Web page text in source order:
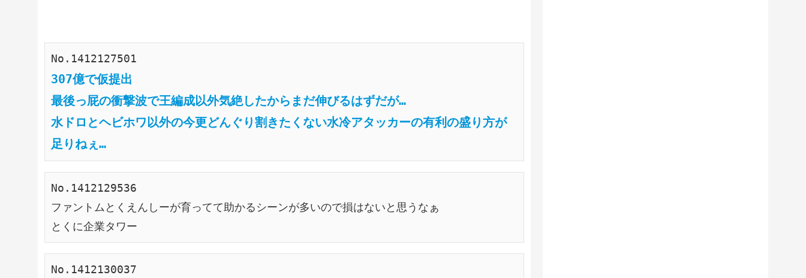
No.1412127501
307億で仮提出
最後っ屁の衝撃波で王編成以外気絶したからまだ伸びるはずだが…
水ドロとヘビホワ以外の今更どんぐり割きたくない水冷アタッカーの有利の盛り方が
足りねぇ…
No.1412129536
ファントムとくえんしーが育ってて助かるシーンが多いので損はないと思うなぁ
とくに企業タワー
No.1412130037